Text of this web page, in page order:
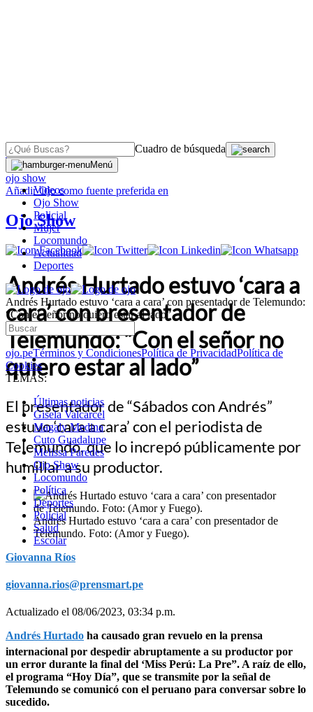
Cuadro de búsqueda
Menú
Videos
Ojo Show
Policial
Mujer
Locomundo
Actualidad
Deportes
Andrés Hurtado estuvo ‘cara a cara’ con presentador de Telemundo:
“Con el señor no quiero estar al lado”
ojo.peTérminos y CondicionesPolítica de PrivacidadPolítica de
Cookies
TEMAS:
Últimas noticias
Gisela Valcarcel
Magaly Medina
Cuto Guadalupe
Melissa Paredes
Ojo Show
Locomundo
Política
Deportes
Policial
Salud
Escolar
OJO
ojo show
AñadirOjocomo fuente preferida en
Ojo Show
Andrés Hurtado estuvo ‘cara a
cara’ con presentador de
Telemundo: “Con el señor no
quiero estar al lado”
El presentador de “Sábados con Andrés”
estuvo ‘cara a cara’ con el periodista de
Telemundo, que lo increpó públicamente por
humillar a su productor.
Andrés Hurtado estuvo ‘cara a cara’ con presentador de
Telemundo. Foto: (Amor y Fuego).
Giovanna Ríos
giovanna.rios@prensmart.pe
Actualizado el 08/06/2023, 03:34 p.m.
Andrés Hurtado ha causado gran revuelo en la prensa
internacional por despedir abruptamente a su productor por
un error durante la final del ‘Miss Perú: La Pre”. A raíz de ello,
el programa “Hoy Día”, que se transmite por la señal de
Telemundo se comunicó con el peruano para conversar sobre lo
sucedido.